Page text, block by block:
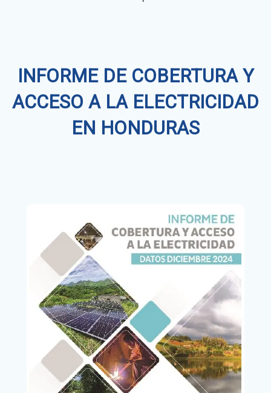
INFORME DE COBERTURA Y
ACCESO A LA ELECTRICIDAD
EN HONDURAS